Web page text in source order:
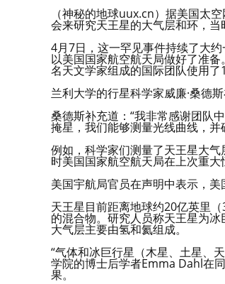
（神秘的地球uux.cn）据美国太
会来研究天王星的大气层和环，
4月7日，这一罕见事件持续了大
以美国国家航空航天局做好了准
名天文学家组成的国际团队使用了
兰利大学的行星科学家威廉·桑德
桑德斯补充道：“我非常感谢团队
掩星，我们能够测量光线曲线，
例如，科学家们测量了天王星大
时美国国家航空航天局在上次重
美国宇航局官员在声明中表示，美
天王星目前距离地球约20亿英里
的混合物。研究人员称天王星为
大气层主要由氢和氦组成。
“气体和冰巨行星（木星、土星、
学院的博士后学者Emma Dahl在
果。